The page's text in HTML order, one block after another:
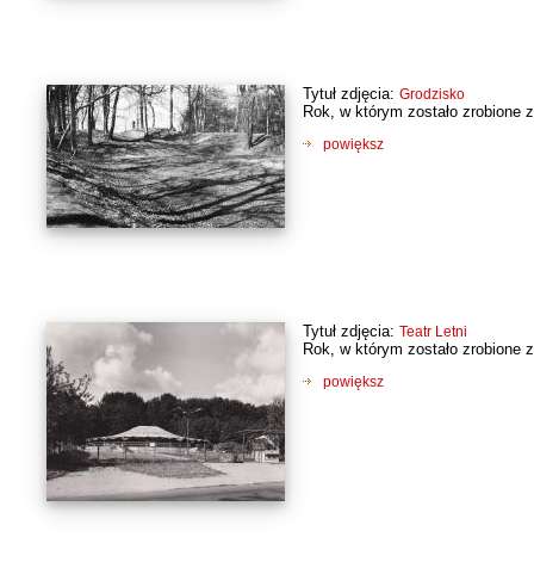
Tytuł zdjęcia: Grodzisko
Rok, w którym zostało zrobione
powiększ
Tytuł zdjęcia: Teatr Letni
Rok, w którym zostało zrobione
powiększ